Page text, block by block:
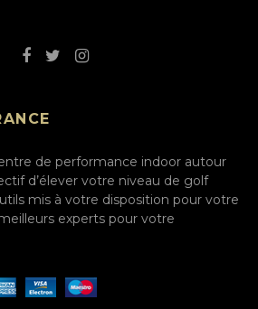
de performance indoor autour
d’élever votre niveau de golf
mis à votre disposition pour votre
experts pour votre